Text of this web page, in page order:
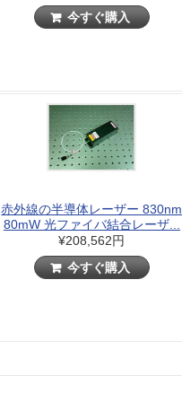
今すぐ購入
赤外線の半導体レーザー 830nm
80mW 光ファイバ結合レーザ...
¥208,562円
今すぐ購入